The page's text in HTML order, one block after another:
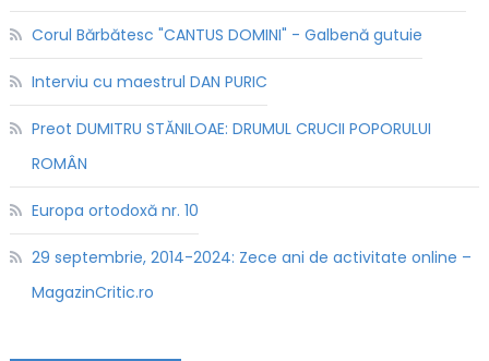
Corul Bărbătesc "CANTUS DOMINI" - Galbenă gutuie
Interviu cu maestrul DAN PURIC
Preot DUMITRU STĂNILOAE: DRUMUL CRUCII POPORULUI
ROMÂN
Europa ortodoxă nr. 10
29 septembrie, 2014-2024: Zece ani de activitate online –
MagazinCritic.ro